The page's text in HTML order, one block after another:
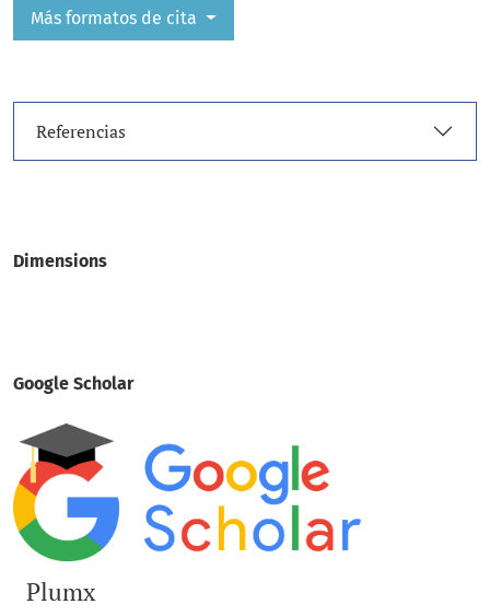
Más formatos de cita
Dimensions
Google Scholar
Plumx
Referencias